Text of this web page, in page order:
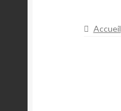
Accueil